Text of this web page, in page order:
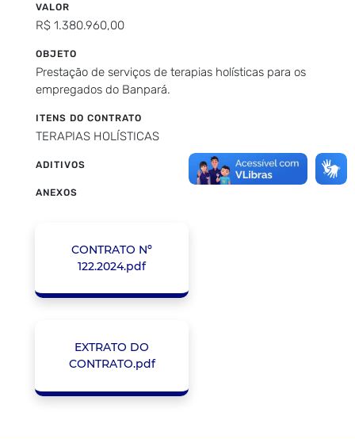
VALOR
R$ 1.380.960,00
OBJETO
Prestação de serviços de terapias holísticas para os
empregados do Banpará.
ITENS DO CONTRATO
TERAPIAS HOLÍSTICAS
ADITIVOS
ANEXOS
CONTRATO Nº
122.2024.pdf
EXTRATO DO
CONTRATO.pdf